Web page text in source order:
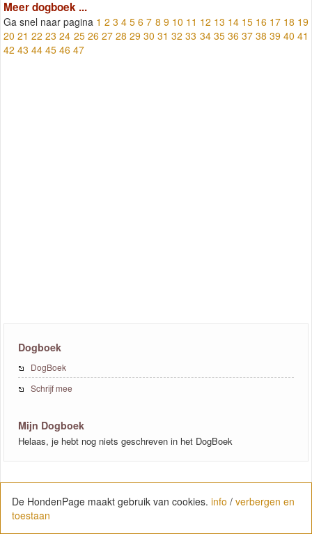
Meer dogboek ...
Ga snel naar pagina 1 2 3 4 5 6 7 8 9 10 11 12 13 14 15 16 17 18 19
20 21 22 23 24 25 26 27 28 29 30 31 32 33 34 35 36 37 38 39 40 41
42 43 44 45 46 47
Dogboek
DogBoek
Schrijf mee
Mijn Dogboek
Helaas, je hebt nog niets geschreven in het DogBoek
Mijn Dogboek
De HondenPage maakt gebruik van cookies. info / verbergen en
toestaan